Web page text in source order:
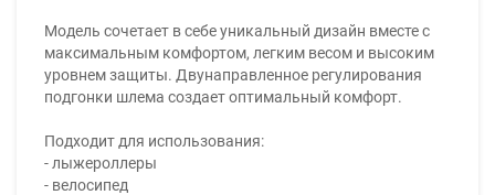
Модель сочетает в себе уникальный дизайн вместе с
максимальным комфортом, легким весом и высоким
уровнем защиты. Двунаправленное регулирования
подгонки шлема создает оптимальный комфорт.
Подходит для использования:
- лыжероллеры
- велосипед